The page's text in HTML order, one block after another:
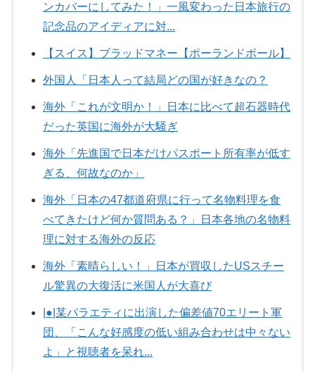
ンカバーにしてみた！」一風変わった日本旅行の
記念品のアイディアに対...
【スイス】ブラッドマネー【ポーランドボール】
外国人「日本人って結局どの国が好きなの？
海外「これが文明か！」日本に比べて超石器時代
だった英国に海外が大騒ぎ
海外「先進国で日本だけパスポート所有率が低す
ぎる、何故なのか」
海外「日本の47都道府県に行って名物料理を食
べてきたけど何か質問ある？」日本各地の名物料
理に対する海外の反応
海外「素晴らしい！」日本が買収したUSスチー
ル驚異の大復活に米国人が大喜び
|●|某バラエティに出演した偏差値70エリート軍
団、「こんな好感度の低い組み合わせは中々ない
よ」と視聴者を呆れ...